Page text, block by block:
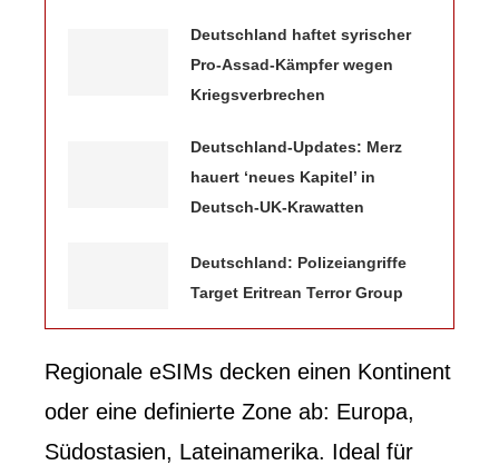
Deutschland haftet syrischer
Pro-Assad-Kämpfer wegen
Kriegsverbrechen
Deutschland-Updates: Merz
hauert ‘neues Kapitel’ in
Deutsch-UK-Krawatten
Deutschland: Polizeiangriffe
Target Eritrean Terror Group
Regionale eSIMs decken einen Kontinent
oder eine definierte Zone ab: Europa,
Südostasien, Lateinamerika. Ideal für